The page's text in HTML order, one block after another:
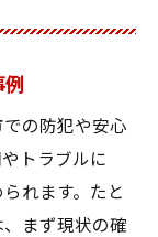
の防犯や安心
トラブルに
れます。たと
まず現状の確